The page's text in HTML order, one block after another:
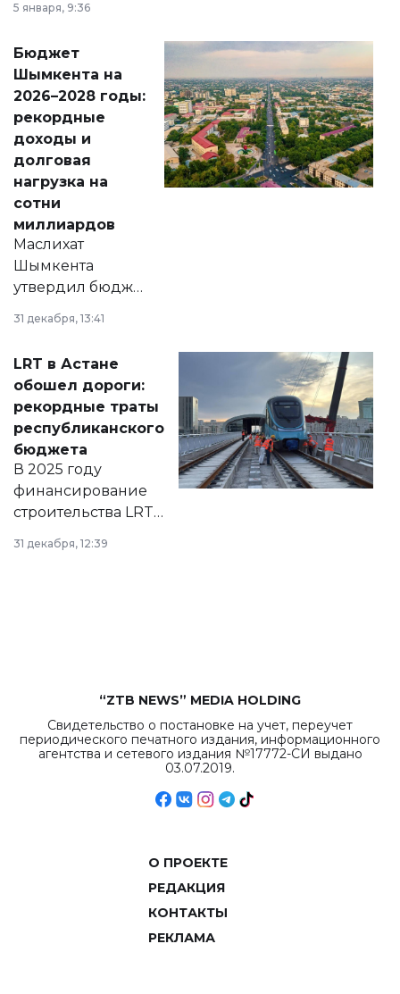
принести
народу
Венесуэлы.
5 января, 9:36
Бюджет
Шымкента на
2026–2028 годы:
рекордные
доходы и
долговая
нагрузка на
сотни
миллиардов
Маслихат
Шымкента
утвердил бюджет
города на 2026–
2028 годы.
документ
появился в базе
нормативных
правовых актов и
на сайте маслихат
города.
31 декабря, 13:41
LRT в Астане
обошел дороги:
рекордные траты
республиканского
бюджета
В 2025 году
финансирование
строительства LRT
в Астане из
республиканского
31 декабря, 12:39
“ZTB NEWS” MEDIA HOLDING
Свидетельство о постановке на учет, переучет
периодического печатного издания, информационного
агентства и сетевого издания №17772-СИ выдано
03.07.2019.
О ПРОЕКТЕ
РЕДАКЦИЯ
КОНТАКТЫ
РЕКЛАМА